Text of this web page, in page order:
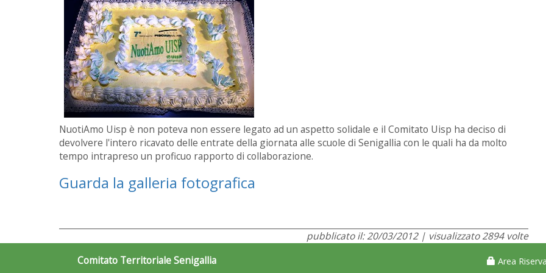
NuotiAmo Uisp è non poteva non essere legato ad un aspetto solidale e il Comitato Uisp ha deciso di
devolvere l'intero ricavato delle entrate della giornata alle scuole di Senigallia con le quali ha da molto
tempo intrapreso un proficuo rapporto di collaborazione.
Guarda la galleria fotografica
pubblicato il: 20/03/2012 | visualizzato 2894 volte
Comitato Territoriale Senigallia Area